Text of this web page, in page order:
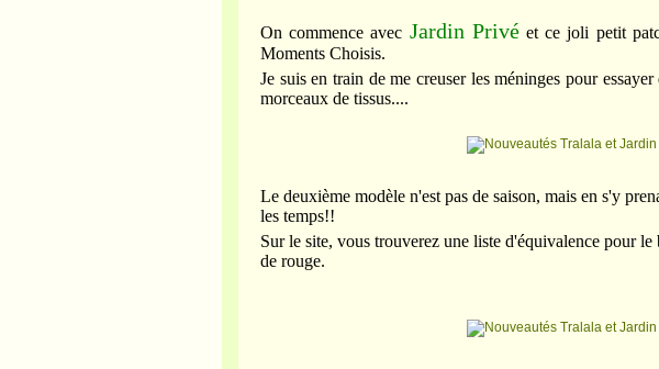
On commence avec Jardin Privéet ce joli petit
Moments Choisis.
Je suis en train de me creuser les méninges pour
morceaux de tissus....
Le deuxième modèle n'est pas de saison, mais en s'y
les temps!!
Sur le site, vous trouverez une liste d'équivalence pour le
de rouge.